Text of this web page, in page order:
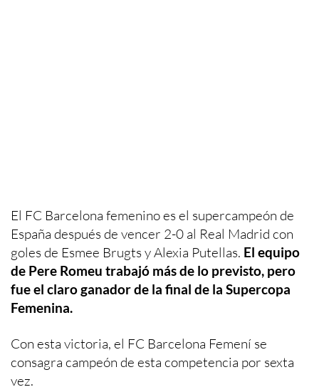
El FC Barcelona femenino es el supercampeón de
España después de vencer 2-0 al Real Madrid con
goles de Esmee Brugts y Alexia Putellas. El equipo
de Pere Romeu trabajó más de lo previsto, pero
fue el claro ganador de la final de la Supercopa
Femenina.
Con esta victoria, el FC Barcelona Femení se
consagra campeón de esta competencia por sexta
vez.